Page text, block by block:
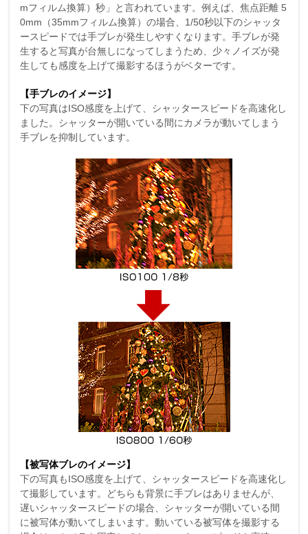
mフィルム換算）秒」と言われています。例えば、焦点距離 5
0mm（35mmフィルム換算）の場合、1/50秒以下のシャッタ
ースピードでは手ブレが発生しやすくなります。手ブレが発
生すると写真が台無しになってしまうため、少々ノイズが発
生しても感度を上げて撮影するほうがベターです。
【手ブレのイメージ】
下の写真はISO感度を上げて、シャッタースピードを高速化し
ました。シャッターが開いている間にカメラが動いてしまう
手ブレを抑制しています。
【被写体ブレのイメージ】
下の写真もISO感度を上げて、シャッタースピードを高速化し
て撮影しています。どちらも背景に手ブレはありませんが、
遅いシャッタースピードの場合、シャッターが開いている間
に被写体が動いてしまいます。動いている被写体を撮影する